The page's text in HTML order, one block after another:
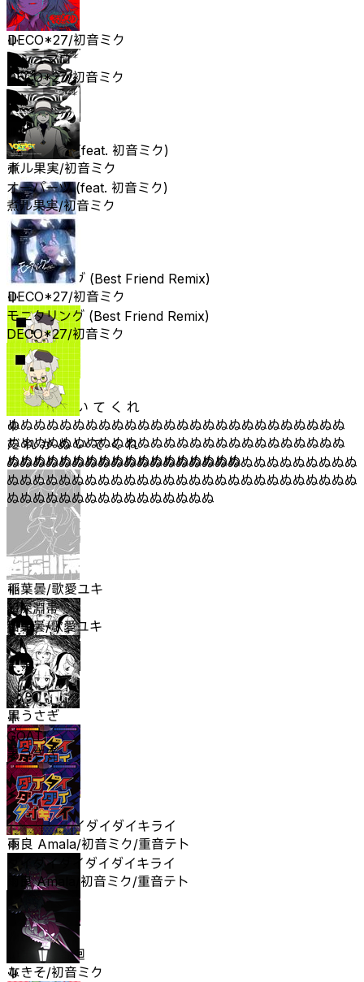
マシュマロ
DECO*27/初音ミク
オーパーツ (feat. 初音ミク)
煮ル果実/初音ミク
モニタリング (Best Friend Remix)
DECO*27/初音ミク
だ れ か ぬ い て く れ
ぬぬぬぬぬぬぬぬぬぬぬぬぬぬぬぬぬぬぬぬぬぬぬぬぬぬ
ぬぬぬぬぬぬぬぬぬぬぬぬぬぬぬぬぬぬぬぬぬぬぬぬぬぬ
ぬぬぬぬぬぬぬぬぬぬぬぬぬぬぬぬぬぬ
超深淵帯
稲葉曇/歌愛ユキ
GOAT!
黒うさぎ
ダイダイダイダイダイキライ
雨良 Amala/初音ミク/重音テト
いますぐ輪廻
なきそ/初音ミク
マシュマロ
DECO*27/初音ミク
オーパーツ (feat. 初音ミク)
煮ル果実/初音ミク
モニタリング (Best Friend Remix)
DECO*27/初音ミク
だ れ か ぬ い て く れ
ぬぬぬぬぬぬぬぬぬぬぬぬぬぬぬぬぬぬぬぬぬぬぬぬぬぬぬ
ぬぬぬぬぬぬぬぬぬぬぬぬぬぬぬぬぬぬぬぬぬぬぬぬぬぬぬ
ぬぬぬぬぬぬぬぬぬぬぬぬぬぬぬぬ
超深淵帯
稲葉曇/歌愛ユキ
GOAT!
黒うさぎ
ダイダイダイダイダイキライ
雨良 Amala/初音ミク/重音テト